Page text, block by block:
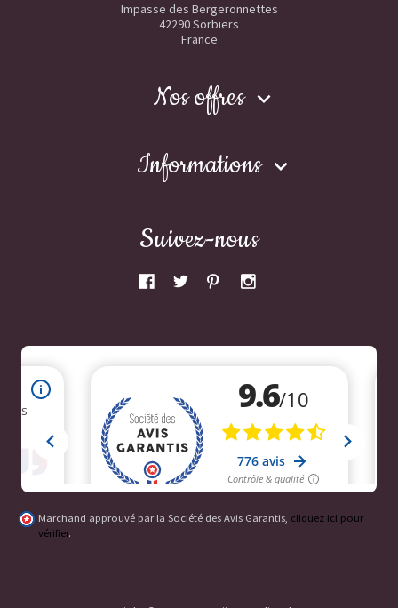
Impasse des Bergeronnettes
42290 Sorbiers
France
Nos offres 
Informations 
Suivez-nous
Marchand approuvé par la Société des Avis Garantis, cliquez ici pour
vérifier.